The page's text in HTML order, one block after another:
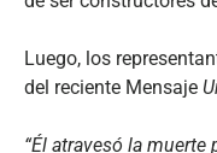
Luego, los
del reciente Mensaje
“Él atravesó la muerte